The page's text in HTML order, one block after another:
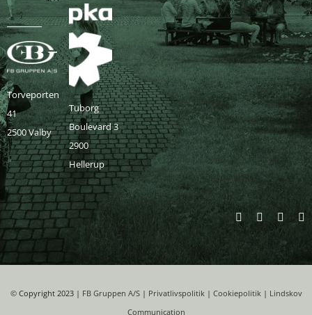
Torveporten
41
2500 Valby
Tuborg
Boulevard 3
2900
Hellerup
©Copyright 2023 | FB Gruppen A/S| Privatlivspolitik | Cookiepolitik | Lindskov
Communication